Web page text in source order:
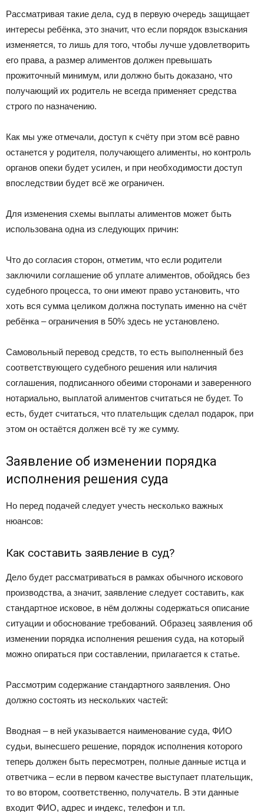
Рассматривая такие дела, суд в первую очередь защищает
интересы ребёнка, это значит, что если порядок взыскания
изменяется, то лишь для того, чтобы лучше удовлетворить
его права, а размер алиментов должен превышать
прожиточный минимум, или должно быть доказано, что
получающий их родитель не всегда применяет средства
строго по назначению.
Как мы уже отмечали, доступ к счёту при этом всё равно
останется у родителя, получающего алименты, но контроль
органов опеки будет усилен, и при необходимости доступ
впоследствии будет всё же ограничен.
Для изменения схемы выплаты алиментов может быть
использована одна из следующих причин:
Что до согласия сторон, отметим, что если родители
заключили соглашение об уплате алиментов, обойдясь без
судебного процесса, то они имеют право установить, что
хоть вся сумма целиком должна поступать именно на счёт
ребёнка – ограничения в 50% здесь не установлено.
Самовольный перевод средств, то есть выполненный без
соответствующего судебного решения или наличия
соглашения, подписанного обеими сторонами и заверенного
нотариально, выплатой алиментов считаться не будет. То
есть, будет считаться, что плательщик сделал подарок, при
этом он остаётся должен всё ту же сумму.
Заявление об изменении порядка
исполнения решения суда
Но перед подачей следует учесть несколько важных
нюансов:
Как составить заявление в суд?
Дело будет рассматриваться в рамках обычного искового
производства, а значит, заявление следует составить, как
стандартное исковое, в нём должны содержаться описание
ситуации и обоснование требований. Образец заявления об
изменении порядка исполнения решения суда, на который
можно опираться при составлении, прилагается к статье.
Рассмотрим содержание стандартного заявления. Оно
должно состоять из нескольких частей:
Вводная – в ней указывается наименование суда, ФИО
судьи, вынесшего решение, порядок исполнения которого
теперь должен быть пересмотрен, полные данные истца и
ответчика – если в первом качестве выступает плательщик,
то во втором, соответственно, получатель. В эти данные
входит ФИО, адрес и индекс, телефон и т.п.